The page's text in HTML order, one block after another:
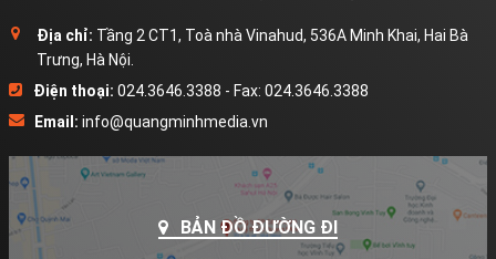
Địa chỉ: Tầng 2 CT1, Toà nhà Vinahud, 536A Minh Khai, Hai Bà
Trưng, Hà Nội.
Điện thoại: 024.3646.3388 - Fax: 024.3646.3388
Email: info@quangminhmedia.vn
BẢN ĐỒ ĐƯỜNG ĐI